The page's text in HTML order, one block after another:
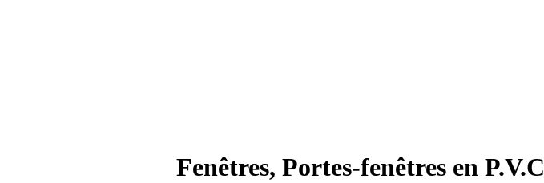
Fenêtres, Portes-fenêtres en P.V.C